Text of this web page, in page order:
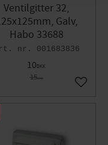
Ventilgitter 32,
Galv,
Habo 33688
001683836
10DKK
15DKK
Gem